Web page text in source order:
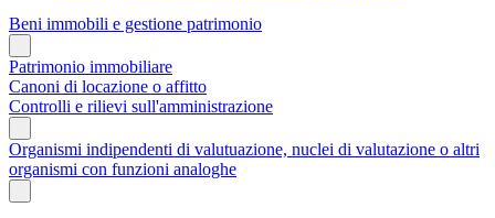
Beni immobili e gestione patrimonio
Patrimonio immobiliare
Canoni di locazione o affitto
Controlli e rilievi sull'amministrazione
Organismi indipendenti di valutuazione, nuclei di valutazione o altri
organismi con funzioni analoghe